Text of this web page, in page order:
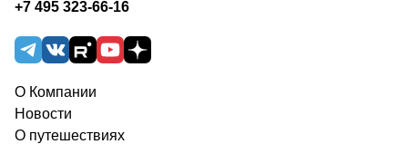
+7 495 323-66-16
О Компании
Новости
О путешествиях